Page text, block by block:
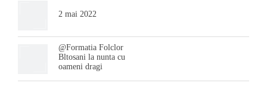
2 mai 2022
@Formatia Folclor
Bltosani la nunta cu
oameni dragi